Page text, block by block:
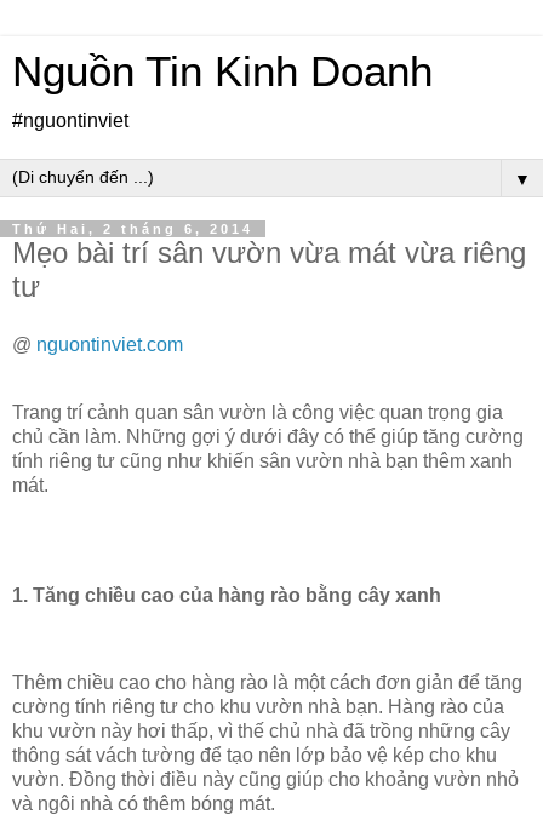
Nguồn Tin Kinh Doanh
#nguontinviet
▼
Thứ Hai, 2 tháng 6, 2014
Mẹo bài trí sân vườn vừa mát vừa riêng
tư
@ nguontinviet.com
Trang trí cảnh quan sân vườn là công việc quan trọng gia
chủ cần làm. Những gợi ý dưới đây có thể giúp tăng cường
tính riêng tư cũng như khiến sân vườn nhà bạn thêm xanh
mát.
1. Tăng chiều cao của hàng rào bằng cây xanh
Thêm chiều cao cho hàng rào là một cách đơn giản để tăng
cường tính riêng tư cho khu vườn nhà bạn. Hàng rào của
khu vườn này hơi thấp, vì thế chủ nhà đã trồng những cây
thông sát vách tường để tạo nên lớp bảo vệ kép cho khu
vườn. Đồng thời điều này cũng giúp cho khoảng vườn nhỏ
và ngôi nhà có thêm bóng mát.